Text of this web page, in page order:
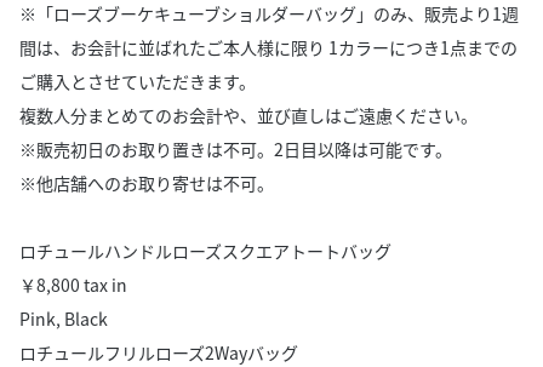
※「ローズブーケキューブショルダーバッグ」のみ、販売より1週
間は、お会計に並ばれたご本人様に限り 1カラーにつき1点までの
ご購入とさせていただきます。
複数人分まとめてのお会計や、並び直しはご遠慮ください。
※販売初日のお取り置きは不可。2日目以降は可能です。
※他店舗へのお取り寄せは不可。
ロチュールハンドルローズスクエアトートバッグ
￥8,800 tax in
Pink, Black
ロチュールフリルローズ2Wayバッグ